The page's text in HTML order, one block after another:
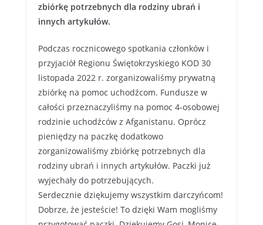
zbiórkę potrzebnych dla rodziny ubrań i
innych artykułów.
Podczas rocznicowego spotkania członków i
przyjaciół Regionu Świętokrzyskiego KOD 30
listopada 2022 r. zorganizowaliśmy prywatną
zbiórkę na pomoc uchodźcom. Fundusze w
całości przeznaczyliśmy na pomoc 4-osobowej
rodzinie uchodźców z Afganistanu. Oprócz
pieniędzy na paczkę dodatkowo
zorganizowaliśmy zbiórkę potrzebnych dla
rodziny ubrań i innych artykułów. Paczki już
wyjechały do potrzebujących.
Serdecznie dziękujemy wszystkim darczyńcom!
Dobrze, że jesteście! To dzięki Wam mogliśmy